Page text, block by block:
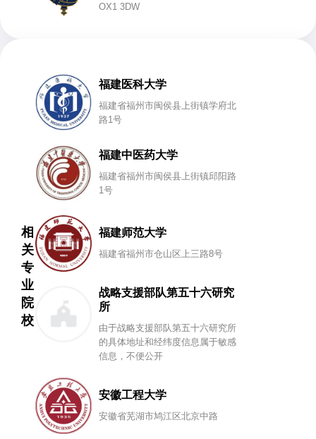
OX1 3DW
相
关
专
业
院
校
福建医科大学
福建省福州市闽侯县上街镇学府北
路1号
福建中医药大学
福建省福州市闽侯县上街镇邱阳路
1号
福建师范大学
福建省福州市仓山区上三路8号
战略支援部队第五十六研究
所
由于战略支援部队第五十六研究所
的具体地址和经纬度信息属于敏感
信息，不便公开
安徽工程大学
安徽省芜湖市鸠江区北京中路